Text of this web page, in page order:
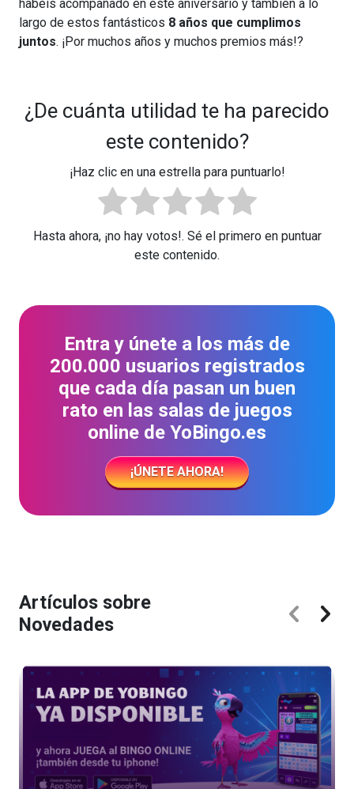
habéis acompañado en este aniversario y también a lo
largo de estos fantásticos 8 años que cumplimos
juntos. ¡Por muchos años y muchos premios más!?
¿De cuánta utilidad te ha parecido
este contenido?
¡Haz clic en una estrella para puntuarlo!
Hasta ahora, ¡no hay votos!. Sé el primero en puntuar
este contenido.
Entra y únete a los más de
200.000 usuarios registrados
que cada día pasan un buen
rato en las salas de juegos
online de YoBingo.es
¡ÚNETE AHORA!
Artículos sobre
Novedades